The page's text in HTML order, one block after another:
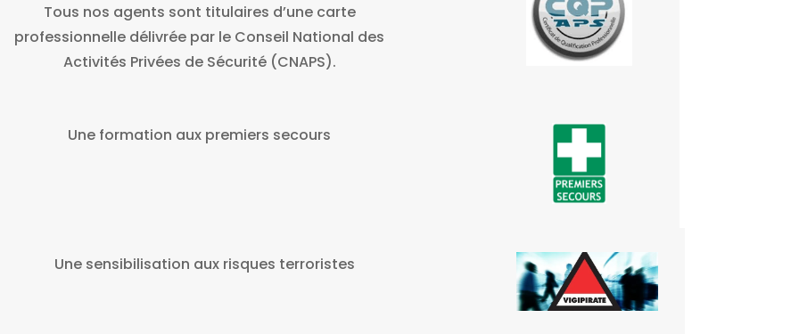
Tous nos agents sont titulaires d’une carte
professionnelle délivrée par le Conseil National des
Activités Privées de Sécurité (CNAPS).
Une formation aux premiers secours
Une sensibilisation aux risques terroristes